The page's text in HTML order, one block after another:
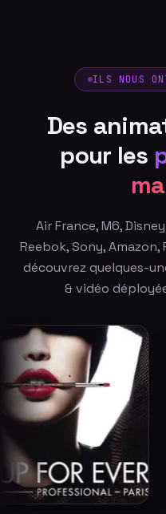
ILS NOUS
Des
pour les
Air France, M6,
Reebok, Sony, Amazon,
découvrez quelques-
& vidéo